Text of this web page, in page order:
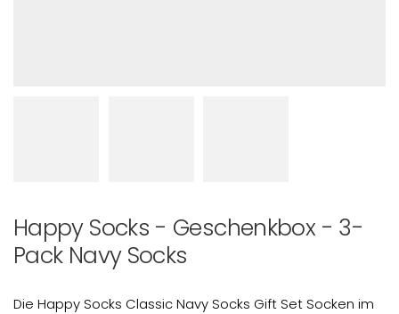
Happy Socks - Geschenkbox - 3-
Pack Navy Socks
Die Happy Socks Classic Navy Socks Gift Set Socken im